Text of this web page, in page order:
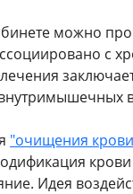
можно
с
"очищения
Идея